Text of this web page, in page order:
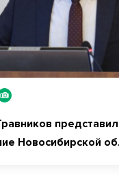
представил
Новосибирской